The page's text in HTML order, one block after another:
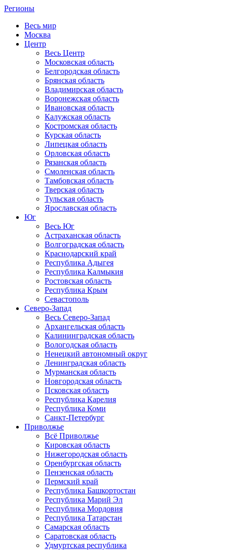
Регионы
Весь мир
Москва
Центр
Весь Центр
Московская область
Белгородская область
Брянская область
Владимирская область
Воронежская область
Ивановская область
Калужская область
Костромская область
Курская область
Липецкая область
Орловская область
Рязанская область
Смоленская область
Тамбовская область
Тверская область
Тульская область
Ярославская область
Юг
Весь Юг
Астраханская область
Волгоградская область
Краснодарский край
Республика Адыгея
Республика Калмыкия
Ростовская область
Республика Крым
Севастополь
Северо-Запад
Весь Северо-Запад
Архангельская область
Калининградская область
Вологодская область
Ненецкий автономный округ
Ленинградская область
Мурманская область
Новгородская область
Псковская область
Республика Карелия
Республика Коми
Санкт-Петербург
Приволжье
Всё Приволжье
Кировская область
Нижегородская область
Оренбургская область
Пензенская область
Пермский край
Республика Башкортостан
Республика Марий Эл
Республика Мордовия
Республика Татарстан
Самарская область
Саратовская область
Удмуртская республика